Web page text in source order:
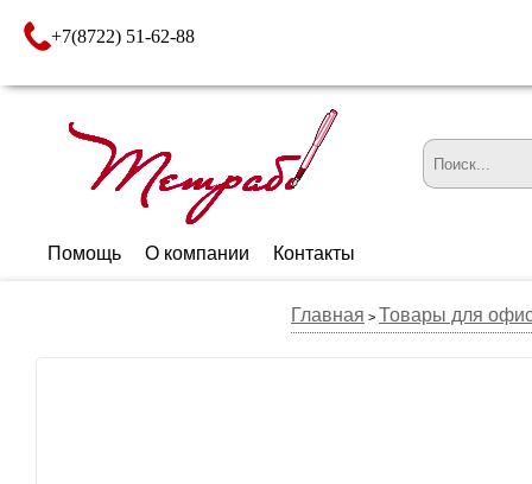
+7(8722) 51-62-88
Помощь О компании Контакты
Главная > Товары для